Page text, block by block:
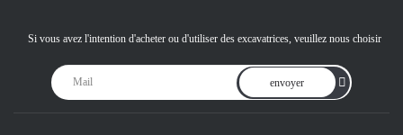
Si vous avez l'intention d'acheter ou d'utiliser des excavatrices, veuillez nous choisir
envoyer